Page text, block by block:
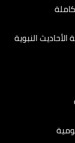
النبوية